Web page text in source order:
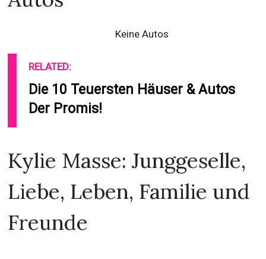
Keine Autos
RELATED:
Die 10 Teuersten Häuser & Autos
Der Promis!
Kylie Masse: Junggeselle,
Liebe, Leben, Familie und
Freunde